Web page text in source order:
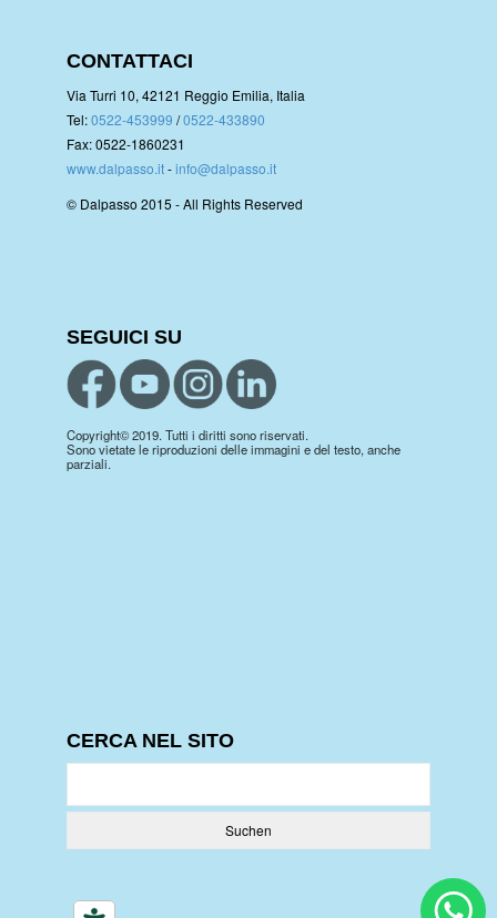
CONTATTACI
Via Turri 10, 42121 Reggio Emilia, Italia
Tel:0522-453999 /0522-433890
Fax: 0522-1860231
www.dalpasso.it-info@dalpasso.it
© Dalpasso 2015 - All Rights Reserved
SEGUICI SU
Copyright© 2019. Tutti i diritti sono riservati.
Sono vietate le riproduzioni delle immagini e del testo, anche
parziali.
CERCA NEL SITO